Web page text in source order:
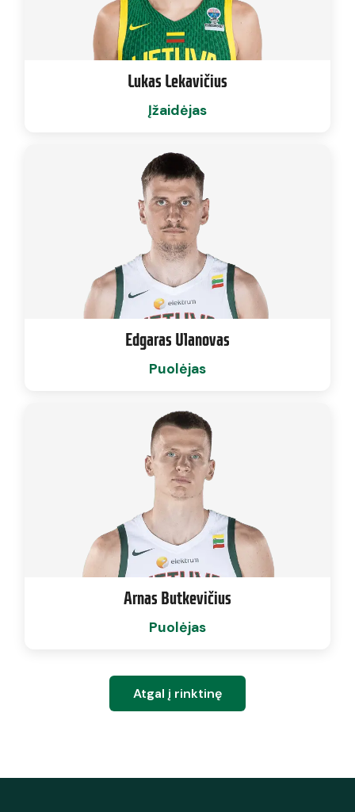
Lukas Lekavičius
Įžaidėjas
Edgaras Ulanovas
Puolėjas
Arnas Butkevičius
Puolėjas
Atgal į rinktinę